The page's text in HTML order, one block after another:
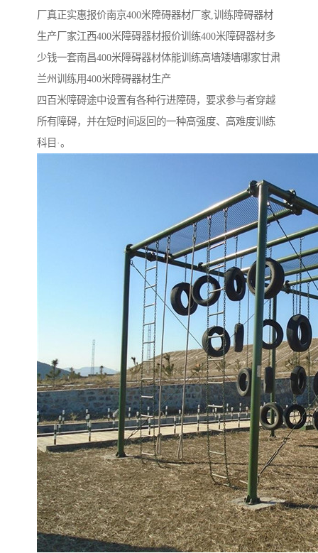
厂真正实惠报价南京400米障碍器材厂家,训练障碍器材
生产厂家江西400米障碍器材报价训练400米障碍器材多
少钱一套南昌400米障碍器材体能训练高墙矮墙哪家甘肃
兰州训练用400米障碍器材生产
四百米障碍途中设置有各种行进障碍，要求参与者穿越
所有障碍，并在短时间返回的一种高强度、高难度训练
科目·。